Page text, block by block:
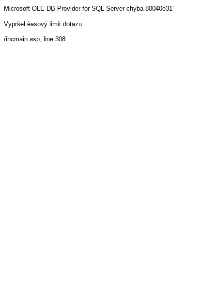
Microsoft OLE DB Provider for SQL Server chyba 80040e31'
Vypršel èasový limit dotazu.
/incmain.asp, line 308